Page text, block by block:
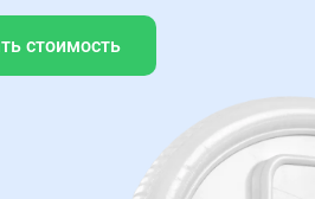
стоимость